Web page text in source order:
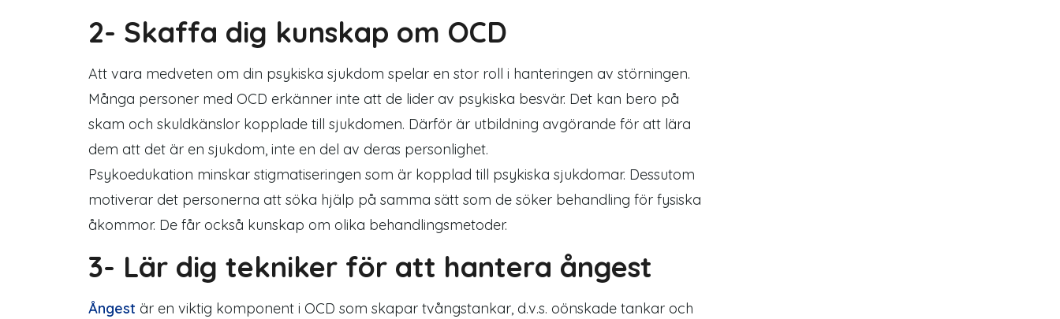
2- Skaffa dig kunskap om OCD
Att vara medveten om din psykiska sjukdom spelar en stor roll i hanteringen av störningen.
Många personer med OCD erkänner inte att de lider av psykiska besvär. Det kan bero på
skam och skuldkänslor kopplade till sjukdomen. Därför är utbildning avgörande för att lära
dem att det är en sjukdom, inte en del av deras personlighet.
Psykoedukation minskar stigmatiseringen som är kopplad till psykiska sjukdomar. Dessutom
motiverar det personerna att söka hjälp på samma sätt som de söker behandling för fysiska
åkommor. De får också kunskap om olika behandlingsmetoder.
3- Lär dig tekniker för att hantera ångest
Ångest är en viktig komponent i OCD som skapar tvångstankar, d.v.s. oönskade tankar och